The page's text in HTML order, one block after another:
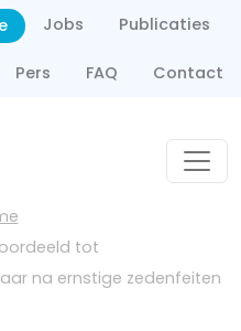
Jobs Publicaties
Pers FAQ Contact
tot
na ernstige zedenfeiten